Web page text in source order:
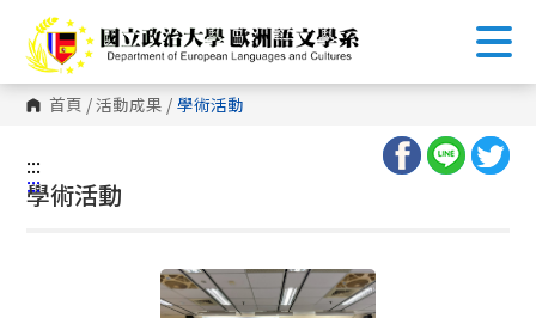
到
主
要
內
容 首頁 /活動成果 / 學術活動
:::
:::
學術活動